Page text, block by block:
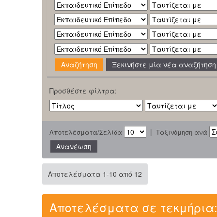
Ξεκινήστε μία νέα αναζήτηση
Προσθέστε φίλτρα:
Αποτελέσματα/Σελίδα | Ταξινόμηση ανά
Αποτελέσματα 1-10 από 12
Αποτελέσματα σε τεκμήρια: